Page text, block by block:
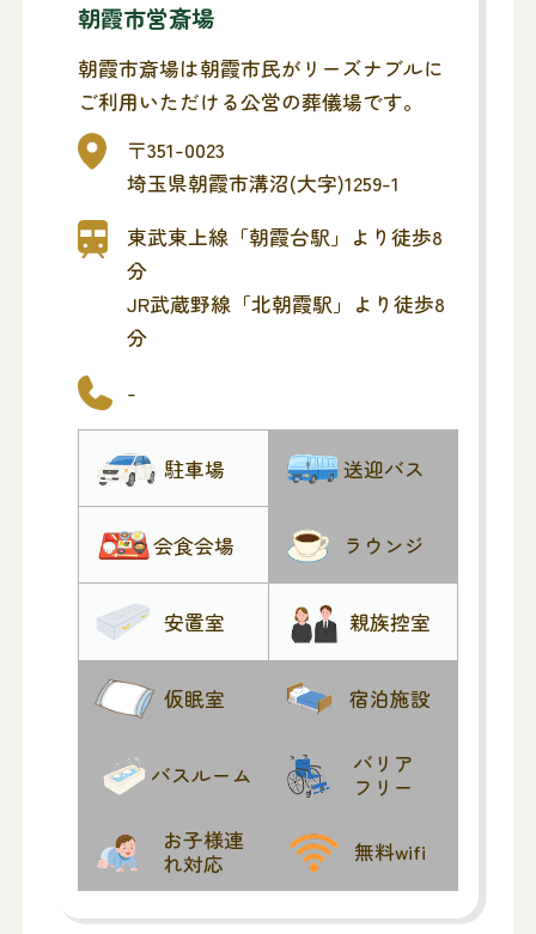
朝霞市営斎場
朝霞市斎場は朝霞市民がリーズナブルに
ご利用いただける公営の葬儀場です。
〒351-0023
埼玉県朝霞市溝沼(大字)1259-1
東武東上線「朝霞台駅」より徒歩8
分
JR武蔵野線「北朝霞駅」より徒歩8
分
-
駐車場 送迎バス
会食会場 ラウンジ
安置室 親族控室
仮眠室 宿泊施設
バスルーム
バリア
フリー
お子様連
れ対応
無料wifi